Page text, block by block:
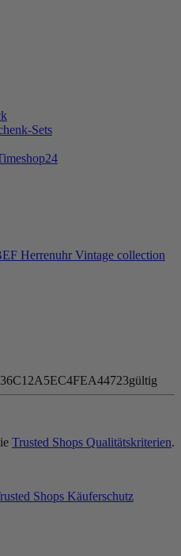
Sets
Herrenuhr Vintage collection
gültig
Trusted Shops Qualitätskriterien.
Shops Käuferschutz